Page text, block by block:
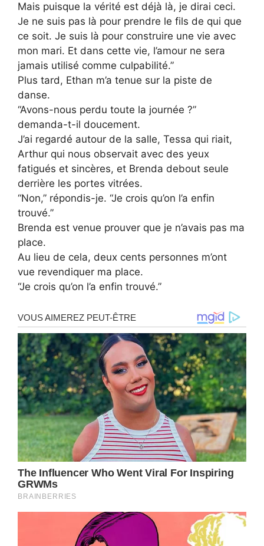
Mais puisque la vérité est déjà là, je dirai ceci.
Je ne suis pas là pour prendre le fils de qui que
ce soit. Je suis là pour construire une vie avec
mon mari. Et dans cette vie, l’amour ne sera
jamais utilisé comme culpabilité.”
Plus tard, Ethan m’a tenue sur la piste de
danse.
“Avons-nous perdu toute la journée ?”
demanda-t-il doucement.
J’ai regardé autour de la salle, Tessa qui riait,
Arthur qui nous observait avec des yeux
fatigués et sincères, et Brenda debout seule
derrière les portes vitrées.
“Non,” répondis-je. “Je crois qu’on l’a enfin
trouvé.”
Brenda est venue prouver que je n’avais pas ma
place.
Au lieu de cela, deux cents personnes m’ont
vue revendiquer ma place.
“Je crois qu’on l’a enfin trouvé.”